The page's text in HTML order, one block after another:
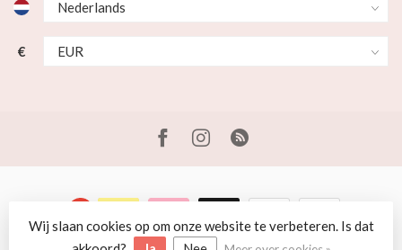
€
© Copyright 2026 Beer en Schaap
Wij slaan cookies op om onze website te verbeteren. Is dat